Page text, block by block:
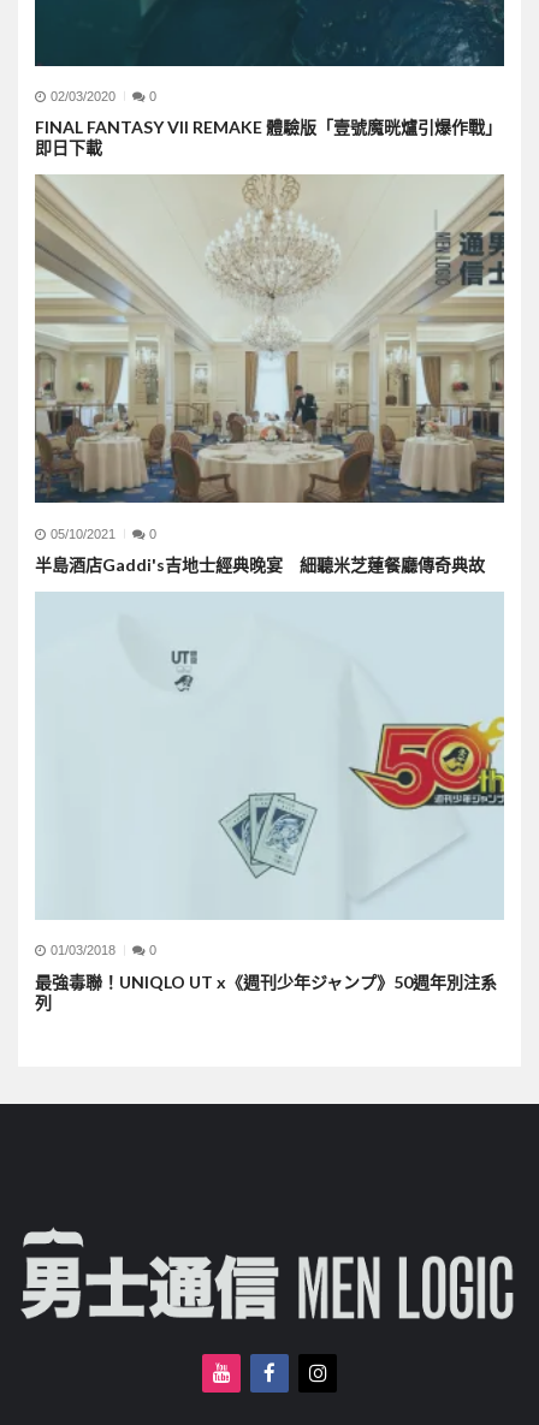
02/03/2020 0
FINAL FANTASY VII REMAKE 體驗版「壹號魔晄爐引爆作戰」
即日下載
05/10/2021 0
半島酒店Gaddi's吉地士經典晚宴 細聽米芝蓮餐廳傳奇典故
01/03/2018 0
最強毒聯！UNIQLO UT x《週刊少年ジャンプ》50週年別注系
列